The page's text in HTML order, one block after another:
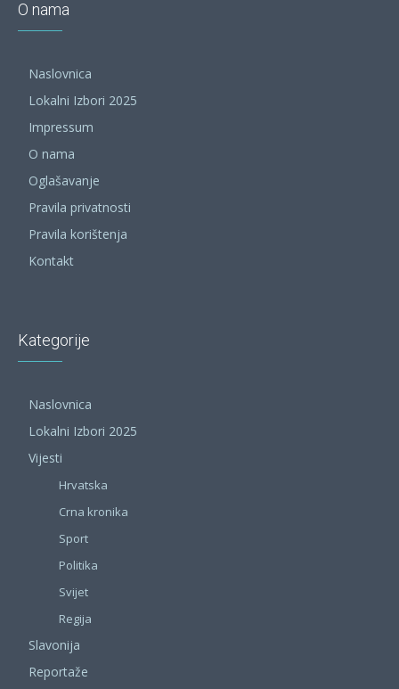
O nama
Naslovnica
Lokalni Izbori 2025
Impressum
O nama
Oglašavanje
Pravila privatnosti
Pravila korištenja
Kontakt
Kategorije
Naslovnica
Lokalni Izbori 2025
Vijesti
Hrvatska
Crna kronika
Sport
Politika
Svijet
Regija
Slavonija
Reportaže